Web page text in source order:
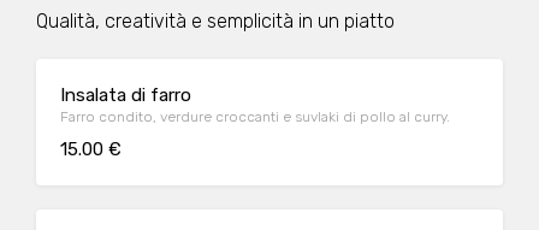
Qualità, creatività e semplicità in un piatto
Insalata di farro
Farro condito, verdure croccanti e suvlaki di pollo al curry.
15.00 €